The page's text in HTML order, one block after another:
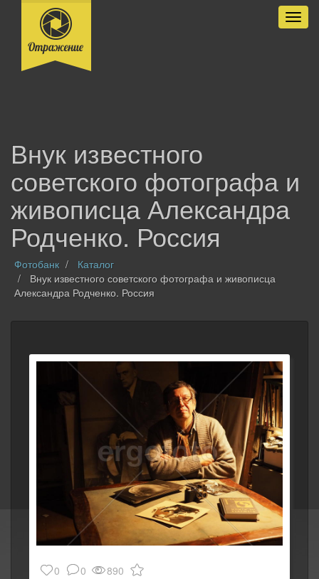
Внук известного
советского фотографа и
живописца Александра
Родченко. Россия
Фотобанк
Каталог
Внук известного советского фотографа и живописца
Александра Родченко. Россия
0 0 890